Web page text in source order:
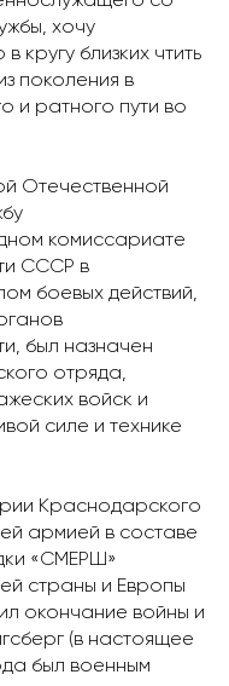
хочу
кругу близких чтить
поколения в
и ратного пути во
Отечественной
комиссариате
СССР в
боевых действий,
был назначен
отряда,
войск и
силе и технике
Краснодарского
армией в составе
«СМЕРШ»
страны и Европы
окончание войны и
(в настоящее
был военным